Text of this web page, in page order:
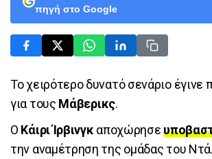
πηγή στο Google
Το χειρότερο δυνατό σενάριο έγινε
για τους Μάβερικς.
Ο Κάιρι Ίρβινγκ αποχώρησε
την αναμέτρηση της ομάδας του